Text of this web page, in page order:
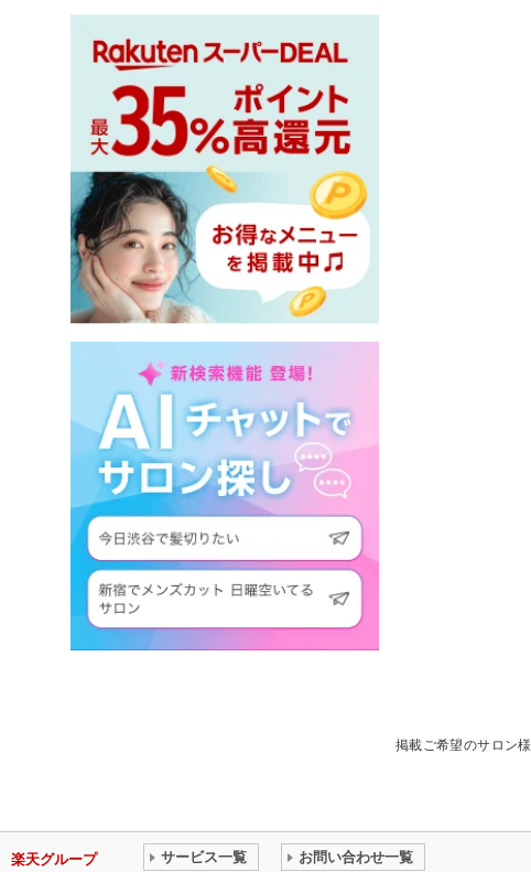
掲載ご希望のサロン様
楽天グループ サービス一覧 お問い合わせ一覧